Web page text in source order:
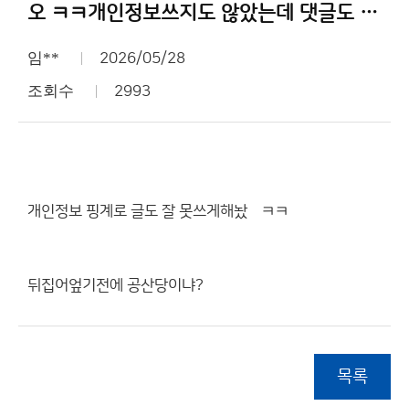
오 ㅋㅋ개인정보쓰지도 않았는데 댓글도 막았노
임** 2026/05/28
조회수 2993
개인정보 핑계로 글도 잘 못쓰게해놨넼ㅋㅋ
뒤집어엎기전에 공산당이냐?
목록